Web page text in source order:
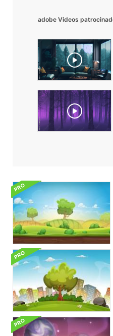
adobe Videos